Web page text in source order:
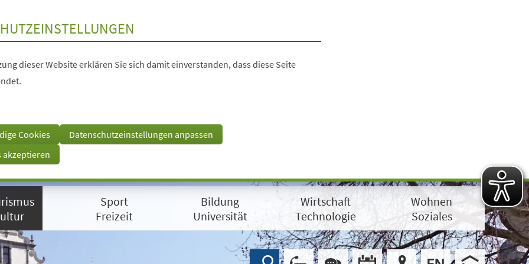
dieser Website erklären Sie sich damit einverstanden, dass diese Seite
Cookies
Datenschutzeinstellungen anpassen
akzeptieren
Sport
Freizeit
Bildung
Universität
Wirtschaft
Technologie
Wohnen
Soziales